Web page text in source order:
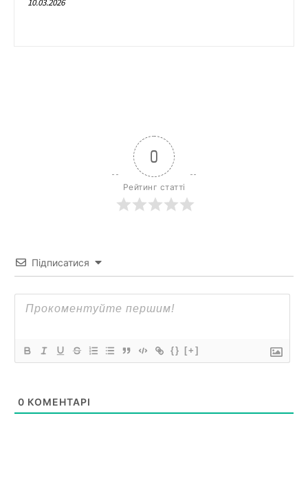
0
Рейтинг статті
Підписатися
{} [+]
0 КОМЕНТАРІ